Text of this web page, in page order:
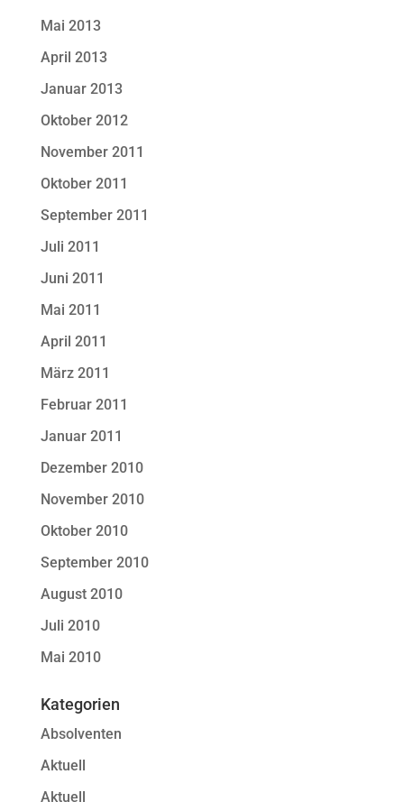
Mai 2013
April 2013
Januar 2013
Oktober 2012
November 2011
Oktober 2011
September 2011
Juli 2011
Juni 2011
Mai 2011
April 2011
März 2011
Februar 2011
Januar 2011
Dezember 2010
November 2010
Oktober 2010
September 2010
August 2010
Juli 2010
Mai 2010
Kategorien
Absolventen
Aktuell
Aktuell